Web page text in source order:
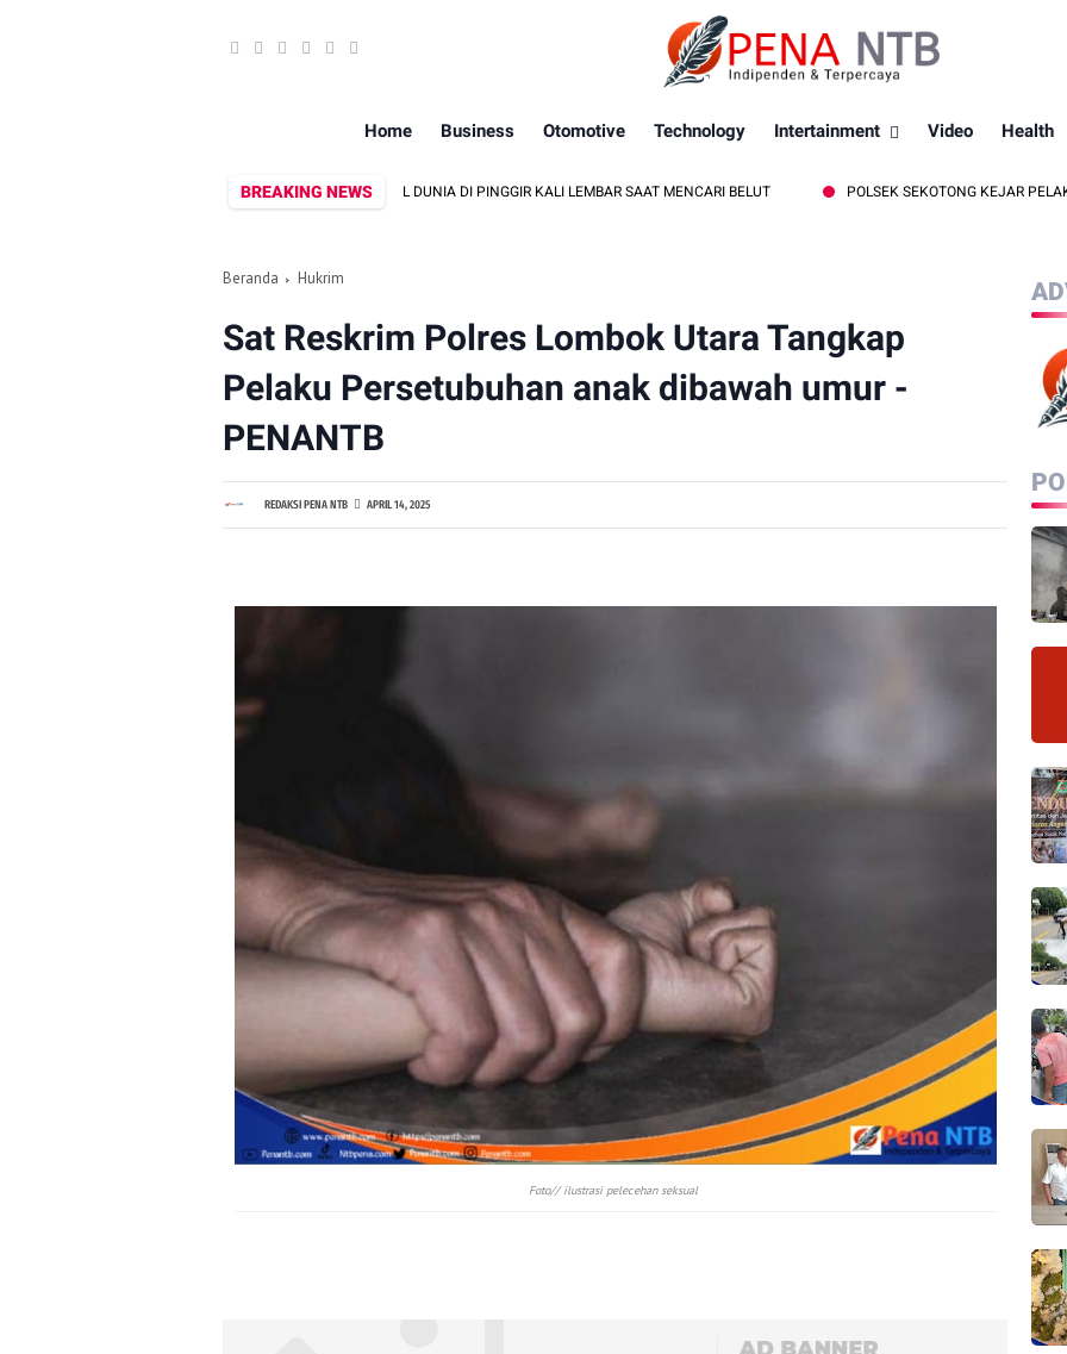
Home Business Otomotive Technology Intertainment Video Health
BREAKING NEWS
PRIA ASAL LINGSAR DITEMUKAN MENINGGAL DUNIA DI PINGGIR KALI LEMBAR SAAT MENCARI BELUT POLSEK SEKOTONG KEJAR PELAKU CURAS
Beranda Hukrim
Sat Reskrim Polres Lombok Utara Tangkap
Pelaku Persetubuhan anak dibawah umur -
PENANTB
REDAKSI PENA NTB APRIL 14, 2025
Foto// ilustrasi pelecehan seksual